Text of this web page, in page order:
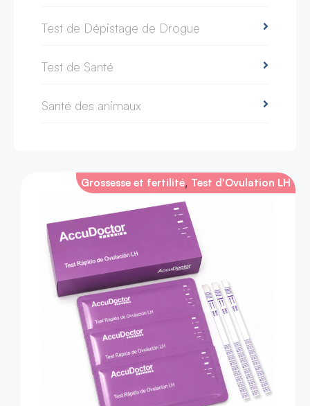
Test de Dépistage de Drogue
Test de Santé
Santé des animaux
Grossesse et fertilité, Test d'Ovulation LH